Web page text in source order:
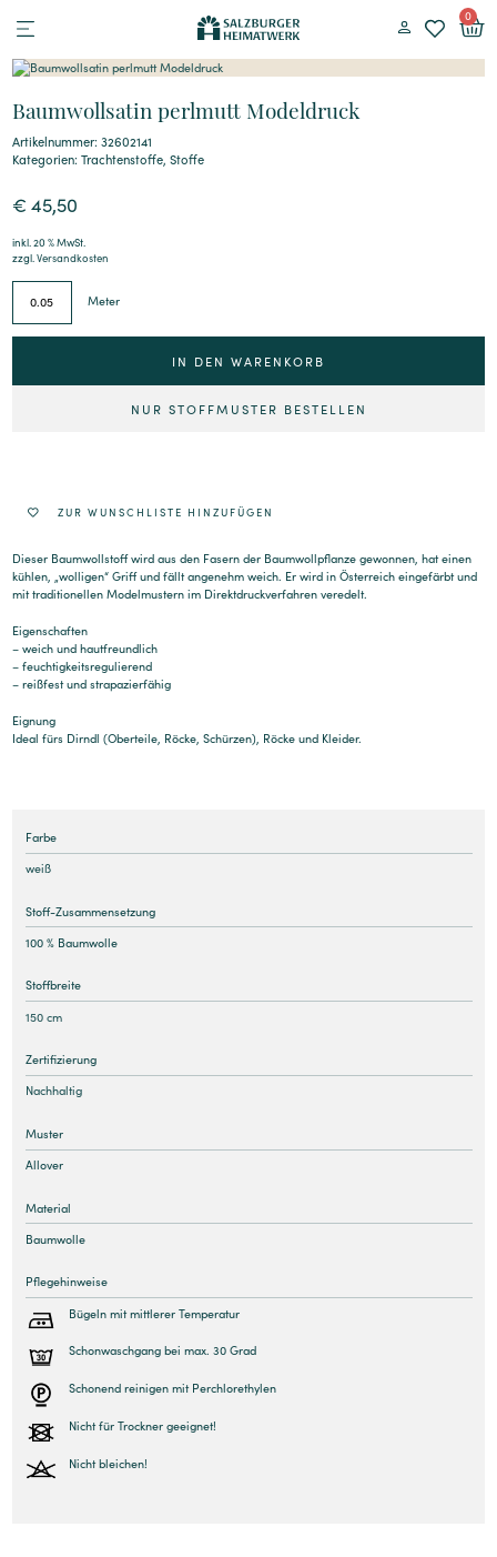
0
Baumwollsatin perlmutt Modeldruck
Artikelnummer: 32602141
Kategorien:Trachtenstoffe,Stoffe
€ 45,50
inkl. 20 % MwSt.
zzgl.Versandkosten
Meter
IN DEN WARENKORB
NUR STOFFMUSTER BESTELLEN
ZUR WUNSCHLISTE HINZUFÜGEN
Dieser Baumwollstoff wird aus den Fasern der Baumwollpflanze gewonnen, hat einen
kühlen, „wolligen“ Griff und fällt angenehm weich. Er wird in Österreich eingefärbt und
mit traditionellen Modelmustern im Direktdruckverfahren veredelt.
Eigenschaften
– weich und hautfreundlich
– feuchtigkeitsregulierend
– reißfest und strapazierfähig
Eignung
Ideal fürs Dirndl (Oberteile, Röcke, Schürzen), Röcke und Kleider.
Farbe
weiß
Stoff-Zusammensetzung
100 % Baumwolle
Stoffbreite
150 cm
Zertifizierung
Nachhaltig
Muster
Allover
Material
Baumwolle
Pflegehinweise
Bügeln mit mittlerer Temperatur
Schonwaschgang bei max. 30 Grad
Schonend reinigen mit Perchlorethylen
Nicht für Trockner geeignet!
Nicht bleichen!